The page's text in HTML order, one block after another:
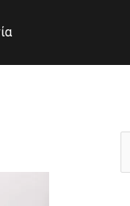
τ
τ